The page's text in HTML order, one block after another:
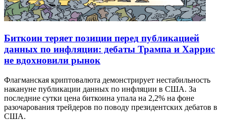
Биткоин теряет позиции перед публикацией
данных по инфляции: дебаты Трампа и Харрис
не вдохновили рынок
Флагманская криптовалюта демонстрирует нестабильность
накануне публикации данных по инфляции в США. За
последние сутки цена биткоина упала на 2,2% на фоне
разочарования трейдеров по поводу президентских дебатов в
США.